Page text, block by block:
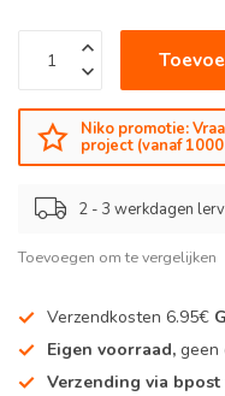
Niko promotie:
project (vanaf
2 - 3 werkdagen
Toevoegen om te vergelijken
Verzendkosten 6.95€
Eigen voorraad, geen
Verzending via bpost